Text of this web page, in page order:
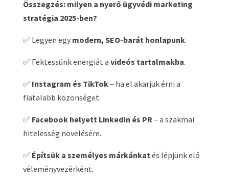
Összegzés: milyen a nyerő ügyvédi marketing
stratégia 2025-ben?
✅ Legyen egy modern, SEO-barát honlapunk.
✅ Fektessünk energiát a videós tartalmakba.
✅ Instagram és TikTok– ha el akarjuk érni a
fiatalabb közönséget.
✅ Facebook helyett LinkedIn és PR– a szakmai
hitelesség növelésére.
✅ Építsük a személyes márkánkatés lépjünk elő
véleményvezérként.